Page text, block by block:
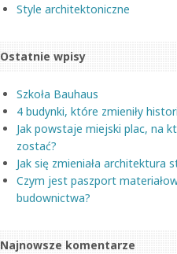
Style architektoniczne
Ostatnie wpisy
Szkoła Bauhaus
4 budynki, które zmieniły
Jak powstaje miejski plac, na
zostać?
Jak się zmieniała architektura
Czym jest paszport
budownictwa?
Najnowsze komentarze